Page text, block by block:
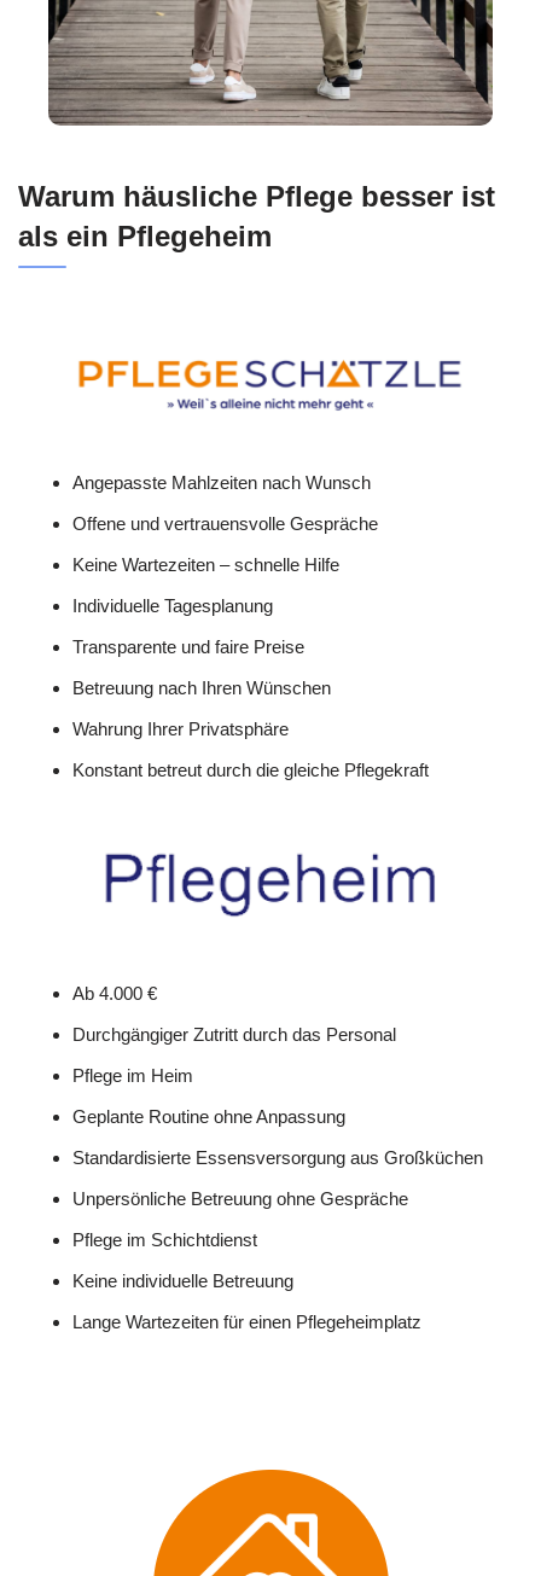
Warum häusliche Pflege besser ist
als ein Pflegeheim
Angepasste Mahlzeiten nach Wunsch
Offene und vertrauensvolle Gespräche
Keine Wartezeiten – schnelle Hilfe
Individuelle Tagesplanung
Transparente und faire Preise
Betreuung nach Ihren Wünschen
Wahrung Ihrer Privatsphäre
Konstant betreut durch die gleiche Pflegekraft
Ab 4.000 €
Durchgängiger Zutritt durch das Personal
Pflege im Heim
Geplante Routine ohne Anpassung
Standardisierte Essensversorgung aus Großküchen
Unpersönliche Betreuung ohne Gespräche
Pflege im Schichtdienst
Keine individuelle Betreuung
Lange Wartezeiten für einen Pflegeheimplatz